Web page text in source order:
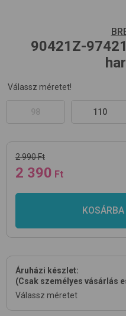
90421Z-
Válassz méretet!
98 110
2 990 Ft
2 390 Ft
KOSÁRBA
Áruházi készlet:
(Csak személyes vásárlás
Válassz méretet